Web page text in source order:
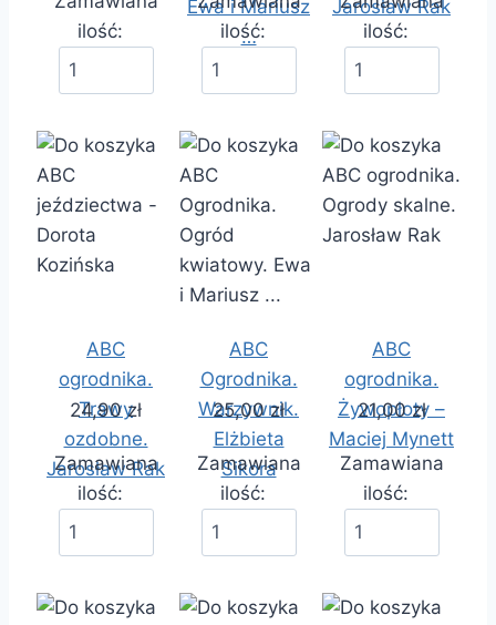
ilość:
Ewa i Mariusz
…
ilość:
Jarosław Rak
ilość:
ABC
ogrodnika.
Trawy
ozdobne.
Jarosław Rak
24,90 zł
Zamawiana
ilość:
ABC
Ogrodnika.
Warzywnik.
Elżbieta
Sikora
25,00 zł
Zamawiana
ilość:
ABC
ogrodnika.
Żywopłoty –
Maciej Mynett
21,00 zł
Zamawiana
ilość: